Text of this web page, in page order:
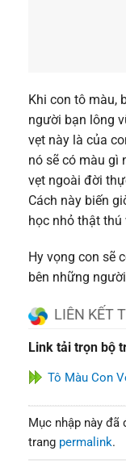
Khi con tô màu,
người bạn lông
vẹt này là của
nó sẽ có màu gì
vẹt ngoài đời
Cách này biến
học nhỏ thật thú
Hy vọng con sẽ
bên những
LIÊN KẾT
Link tải trọn bộ
Tô Màu Con
Mục nhập này
trang permalink.